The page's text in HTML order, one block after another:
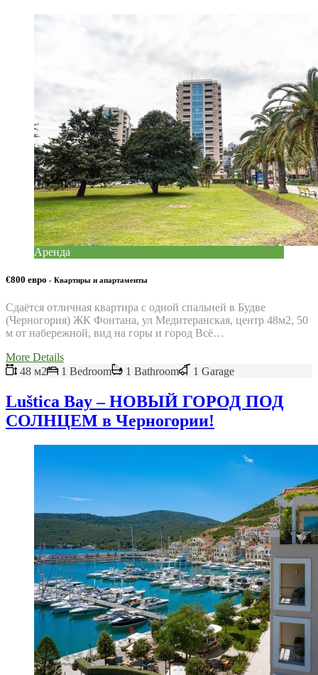
Аренда
€800 евро - Квартиры и апартаменты
Сдаётся отличная квартира с одной спальней в Будве
(Черногория) ЖК Фонтана, ул Медитеранская, центр 48м2, 50
м от набережной, вид на горы и город Всё…
More Details
48 м2
1 Bedroom 1 Bathroom 1 Garage
Luštica Bay – НОВЫЙ ГОРОД ПОД
СОЛНЦЕМ в Черногории!